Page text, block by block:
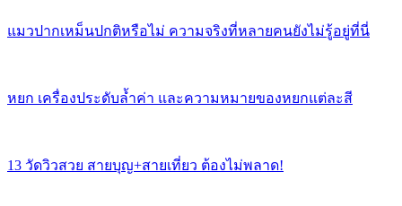
แมวปากเหม็นปกติหรือไม่ ความจริงที่หลายคนยังไม่รู้อยู่ที่นี่
หยก เครื่องประดับล้ำค่า และความหมายของหยกแต่ละสี
13 วัดวิวสวย สายบุญ+สายเที่ยว ต้องไม่พลาด!